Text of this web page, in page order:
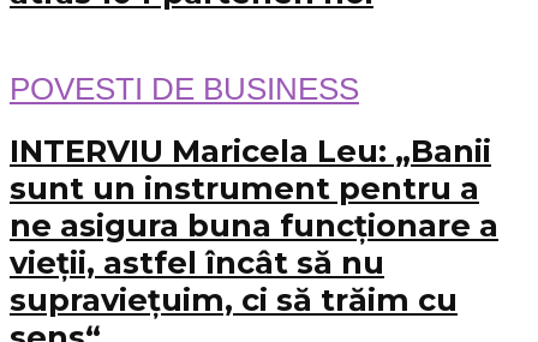
POVESTI DE BUSINESS
INTERVIU Maricela Leu: „Banii
sunt un instrument pentru a
ne asigura buna funcționare a
vieții, astfel încât să nu
supraviețuim, ci să trăim cu